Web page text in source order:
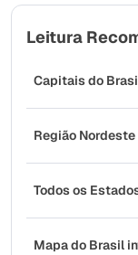
Leitura
Capitais do
Região Nordeste
Todos os
Mapa do Brasil